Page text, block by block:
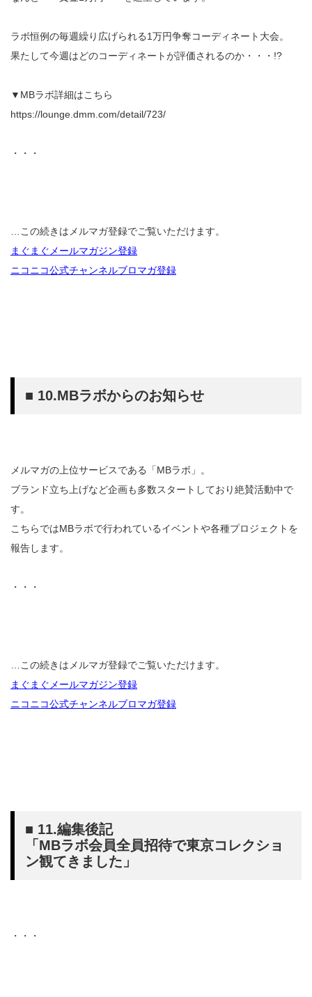
ラボ恒例の毎週繰り広げられる1万円争奪コーディネート大会。
果たして今週はどのコーディネートが評価されるのか・・・!?
▼MBラボ詳細はこちら
https://lounge.dmm.com/detail/723/
・・・
…この続きはメルマガ登録でご覧いただけます。
まぐまぐメールマガジン登録
ニコニコ公式チャンネルブロマガ登録
■ 10.MBラボからのお知らせ
メルマガの上位サービスである「MBラボ」。
ブランド立ち上げなど企画も多数スタートしており絶賛活動中で
す。
こちらではMBラボで行われているイベントや各種プロジェクトを
報告します。
・・・
…この続きはメルマガ登録でご覧いただけます。
まぐまぐメールマガジン登録
ニコニコ公式チャンネルブロマガ登録
■ 11.編集後記
「MBラボ会員全員招待で東京コレクショ
ン観てきました」
・・・